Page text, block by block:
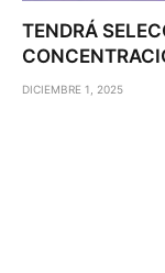
TENDRÁ
DICIEMBRE 1, 2025